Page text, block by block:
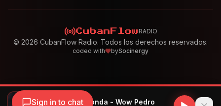
Harryson & Dj Honda - Wow Pedro
Sign in to chat
CubanFlow RADIO
© 2026 CubanFlow Radio. Todos los derechos reservados.
coded with bySocinergy